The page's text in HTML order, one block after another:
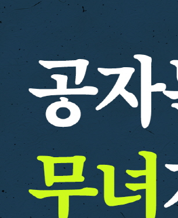
자의 무리
노예해방의 지도자인가
제자들
행해지지 않는구나
유교의 비판자
동일한 차원의 경쟁자
과 겸애의 결사 집단
맹자의 시대
말로 큰 도둑이다
는 노자에게 예를 물었는가
학문
논어에 담긴 뜻